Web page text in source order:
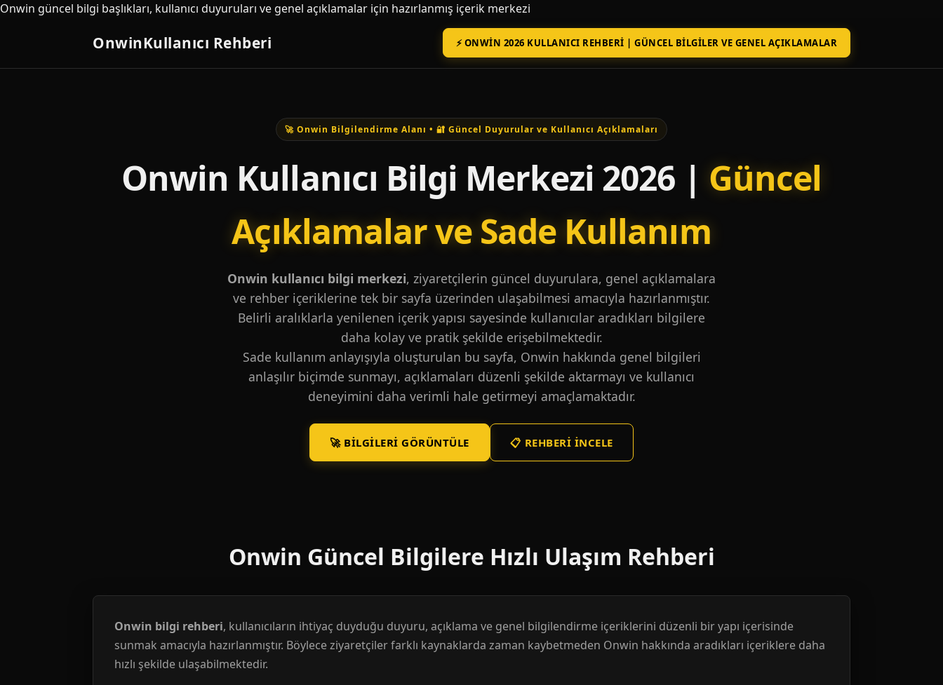
Onwin güncel bilgi başlıkları, kullanıcı duyuruları ve genel açıklamalar için hazırlanmış içerik merkezi
OnwinKullanıcı Rehberi ⚡ ONWIN 2026 KULLANICI REHBERI | GÜNCEL BILGILER VE GENEL AÇIKLAMALAR
🚀 Onwin Bilgilendirme Alanı • 🔐 Güncel Duyurular ve Kullanıcı Açıklamaları
Onwin Kullanıcı Bilgi Merkezi 2026 | Güncel
Açıklamalar ve Sade Kullanım
Onwin kullanıcı bilgi merkezi, ziyaretçilerin güncel duyurulara, genel açıklamalara
ve rehber içeriklerine tek bir sayfa üzerinden ulaşabilmesi amacıyla hazırlanmıştır.
Belirli aralıklarla yenilenen içerik yapısı sayesinde kullanıcılar aradıkları bilgilere
daha kolay ve pratik şekilde erişebilmektedir.
Sade kullanım anlayışıyla oluşturulan bu sayfa, Onwin hakkında genel bilgileri
anlaşılır biçimde sunmayı, açıklamaları düzenli şekilde aktarmayı ve kullanıcı
deneyimini daha verimli hale getirmeyi amaçlamaktadır.
🚀 BILGILERI GÖRÜNTÜLE 📋 REHBERI İNCELE
Onwin Güncel Bilgilere Hızlı Ulaşım Rehberi
Onwin bilgi rehberi, kullanıcıların ihtiyaç duyduğu duyuru, açıklama ve genel bilgilendirme içeriklerini düzenli bir yapı içerisinde
sunmak amacıyla hazırlanmıştır. Böylece ziyaretçiler farklı kaynaklarda zaman kaybetmeden Onwin hakkında aradıkları içeriklere daha
hızlı şekilde ulaşabilmektedir.